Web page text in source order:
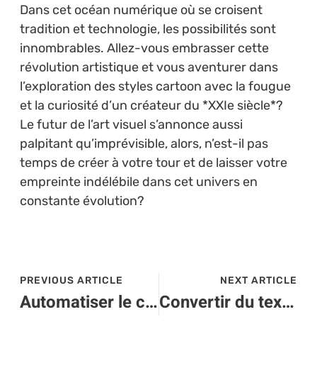
Dans cet océan numérique où se croisent
tradition et technologie, les possibilités sont
innombrables. Allez-vous embrasser cette
révolution artistique et vous aventurer dans
l’exploration des styles cartoon avec la fougue
et la curiosité d’un créateur du *XXIe siècle*?
Le futur de l’art visuel s’annonce aussi
palpitant qu’imprévisible, alors, n’est-il pas
temps de créer à votre tour et de laisser votre
empreinte indélébile dans cet univers en
constante évolution?
PREVIOUS ARTICLE
Automatiser le contenu: l’avenir éclatant de copy ai en high-tech
NEXT ARTICLE
Convertir du texte brut en HTML : l’outil high-tech qui vous simplifie la vie